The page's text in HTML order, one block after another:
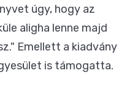
úgy, hogy az
aligha lenne majd
Emellett a kiadvány
is támogatta.